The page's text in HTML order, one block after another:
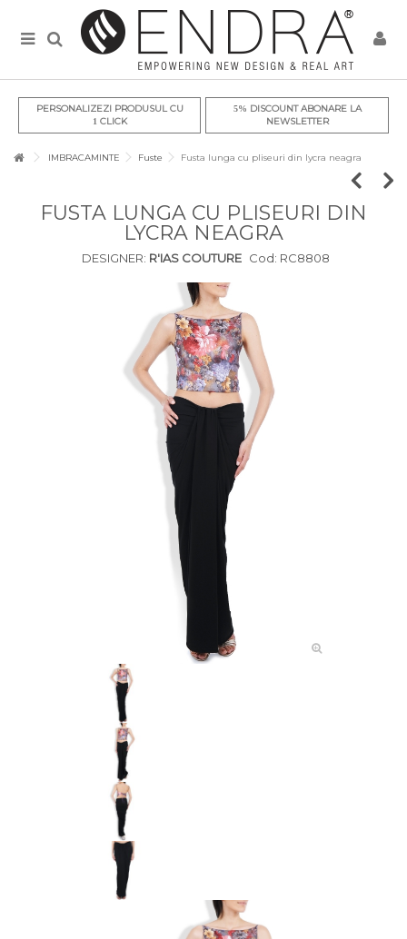
PERSONALIZEZI PRODUSUL CU
1CLICK
5% DISCOUNT ABONARE LA
NEWSLETTER
IMBRACAMINTE Fuste Fusta lunga cu pliseuri din lycra neagra
FUSTA LUNGA CU PLISEURI DIN
LYCRA NEAGRA
DESIGNER: R'IAS COUTURE Cod: RC8808